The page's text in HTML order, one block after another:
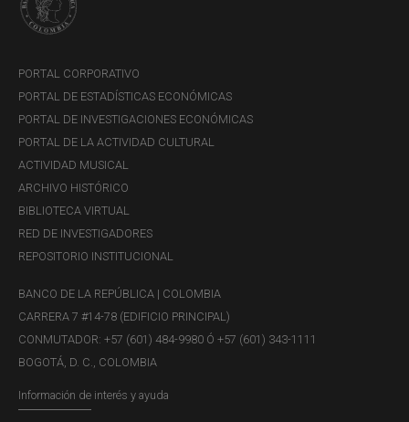
PORTAL CORPORATIVO
PORTAL DE ESTADÍSTICAS ECONÓMICAS
PORTAL DE INVESTIGACIONES ECONÓMICAS
PORTAL DE LA ACTIVIDAD CULTURAL
ACTIVIDAD MUSICAL
ARCHIVO HISTÓRICO
BIBLIOTECA VIRTUAL
RED DE INVESTIGADORES
REPOSITORIO INSTITUCIONAL
BANCO DE LA REPÚBLICA | COLOMBIA
CARRERA 7 #14-78 (EDIFICIO PRINCIPAL)
CONMUTADOR: +57 (601) 484-9980 Ó +57 (601) 343-1111
BOGOTÁ, D. C., COLOMBIA
Información de interés y ayuda